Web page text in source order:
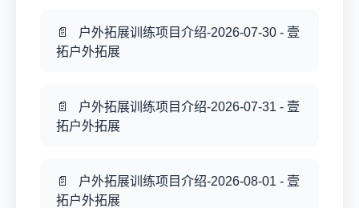
户外拓展训练项目介绍-2026-07-30 - 壹
拓户外拓展
户外拓展训练项目介绍-2026-07-31 - 壹
拓户外拓展
户外拓展训练项目介绍-2026-08-01 - 壹
拓户外拓展